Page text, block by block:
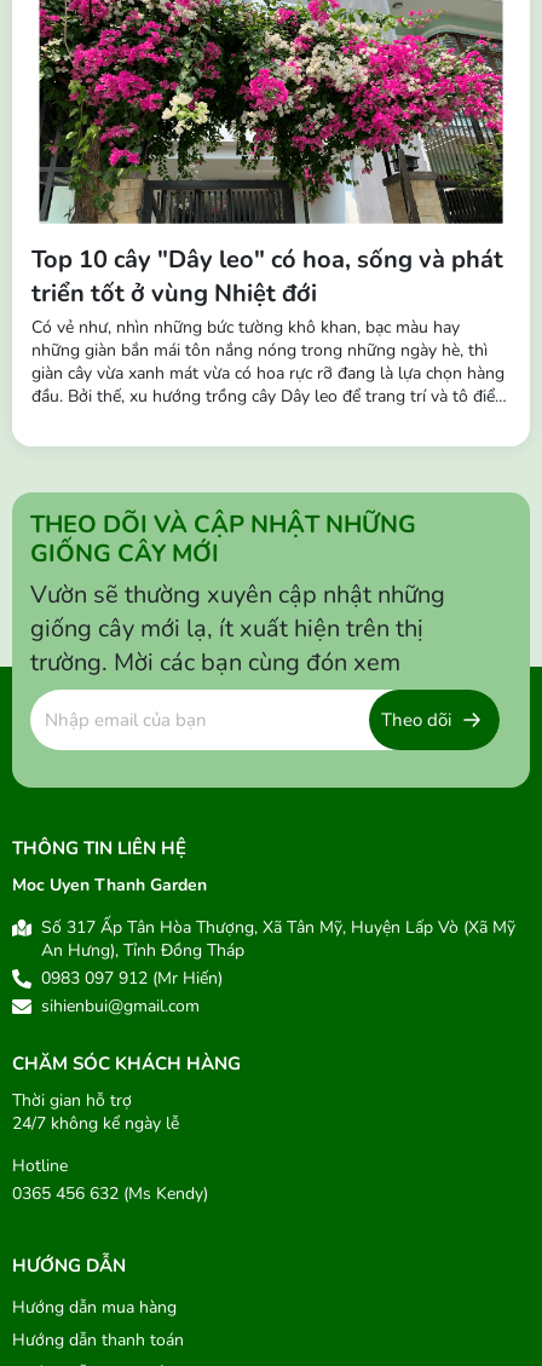
Top 10 cây "Dây leo" có hoa, sống và phát
triển tốt ở vùng Nhiệt đới
Có vẻ như, nhìn những bức tường khô khan, bạc màu hay
những giàn bắn mái tôn nắng nóng trong những ngày hè, thì
giàn cây vừa xanh mát vừa có hoa rực rỡ đang là lựa chọn hàng
đầu. Bởi thế, xu hướng trồng cây Dây leo để trang trí và tô điểm
buông rủ leo tường, hàng rào, ban công,… vô cùng sinh động,
THEO DÕI VÀ CẬP NHẬT NHỮNG
GIỐNG CÂY MỚI
Vườn sẽ thường xuyên cập nhật những
giống cây mới lạ, ít xuất hiện trên thị
trường. Mời các bạn cùng đón xem
Theo dõi
THÔNG TIN LIÊN HỆ
Moc Uyen Thanh Garden
Số 317 Ấp Tân Hòa Thượng, Xã Tân Mỹ, Huyện Lấp Vò (Xã Mỹ
An Hưng), Tỉnh Đồng Tháp
0983 097 912 (Mr Hiến)
sihienbui@gmail.com
CHĂM SÓC KHÁCH HÀNG
Thời gian hỗ trợ
24/7 không kể ngày lễ
Hotline
0365 456 632 (Ms Kendy)
HƯỚNG DẪN
Hướng dẫn mua hàng
Hướng dẫn thanh toán